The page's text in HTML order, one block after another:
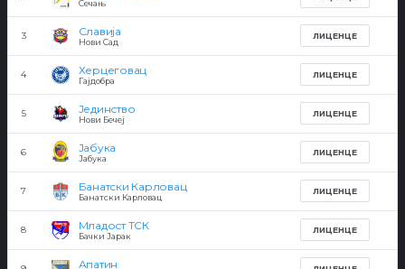
Сечањ
3 Славија
Нови Сад
ЛИЦЕНЦЕ
4 Херцеговац
Гајдобра
ЛИЦЕНЦЕ
5 Јединство
Нови Бечеј
ЛИЦЕНЦЕ
6 Јабука
Јабука
ЛИЦЕНЦЕ
7 Банатски Карловац
Банатски Карловац
ЛИЦЕНЦЕ
8 Младост ТСК
Бачки Јарак
ЛИЦЕНЦЕ
Апатин